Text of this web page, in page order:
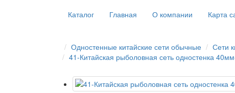
Каталог Главная О компании Карта
Одностенные китайские сети обычные
Сети
41-Китайская рыболовная сеть одностенка